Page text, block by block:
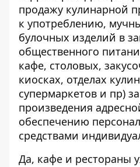
продажу кулинарной
к употреблению,
булочных изделий в
общественного
кафе, столовых,
киосках, отделах
супермаркетов и пр)
произведения
обеспечению
средствами
Да, кафе и рестораны